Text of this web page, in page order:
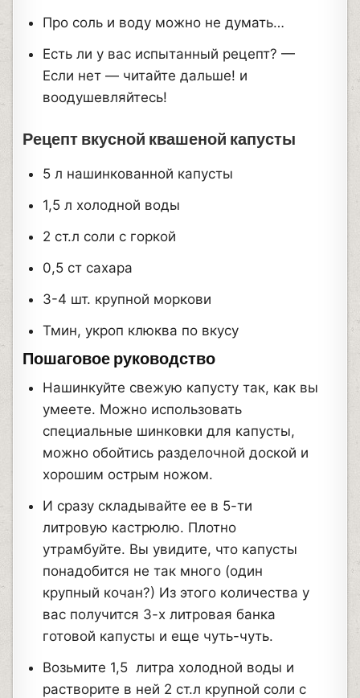
Про соль и воду можно не думать…
Есть ли у вас испытанный рецепт? —
Если нет — читайте дальше! и
воодушевляйтесь!
Рецепт вкусной квашеной капусты
5 л нашинкованной капусты
1,5 л холодной воды
2 ст.л соли с горкой
0,5 ст сахара
3-4 шт. крупной моркови
Тмин, укроп клюква по вкусу
Пошаговое руководство
Нашинкуйте свежую капусту так, как вы
умеете. Можно использовать
специальные шинковки для капусты,
можно обойтись разделочной доской и
хорошим острым ножом.
И сразу складывайте ее в 5-ти
литровую кастрюлю. Плотно
утрамбуйте. Вы увидите, что капусты
понадобится не так много (один
крупный кочан?) Из этого количества у
вас получится 3-х литровая банка
готовой капусты и еще чуть-чуть.
Возьмите 1,5 литра холодной воды и
растворите в ней 2 ст.л крупной соли с